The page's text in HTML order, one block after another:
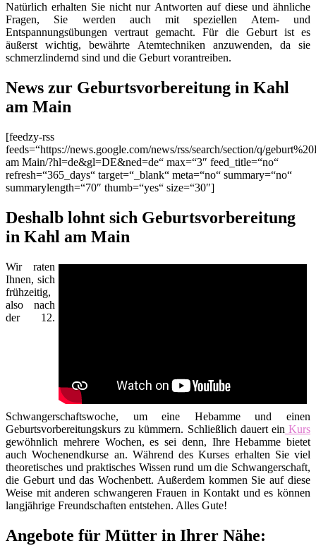
Natürlich erhalten Sie nicht nur Antworten auf diese und ähnliche
Fragen, Sie werden auch mit speziellen Atem- und
Entspannungsübungen vertraut gemacht. Für die Geburt ist es
äußerst wichtig, bewährte Atemtechniken anzuwenden, da sie
schmerzlindernd sind und die Geburt vorantreiben.
News zur Geburtsvorbereitung in Kahl
am Main
[feedzy-rss
feeds=“https://news.google.com/news/rss/search/section/q/
am Main/?hl=de&gl=DE&ned=de“ max=“3″ feed_title=“no“
refresh=“365_days“ target=“_blank“ meta=“no“ summary=“no“
summarylength=“70″ thumb=“yes“ size=“30″]
Deshalb lohnt sich Geburtsvorbereitung
in Kahl am Main
Wir raten
Ihnen, sich
frühzeitig,
also nach
der 12.
Schwangerschaftswoche, um eine Hebamme und einen
Geburtsvorbereitungskurs zu kümmern. Schließlich dauert ein Kurs
gewöhnlich mehrere Wochen, es sei denn, Ihre Hebamme bietet
auch Wochenendkurse an. Während des Kurses erhalten Sie viel
theoretisches und praktisches Wissen rund um die Schwangerschaft,
die Geburt und das Wochenbett. Außerdem kommen Sie auf diese
Weise mit anderen schwangeren Frauen in Kontakt und es können
langjährige Freundschaften entstehen. Alles Gute!
Angebote für Mütter in Ihrer Nähe: